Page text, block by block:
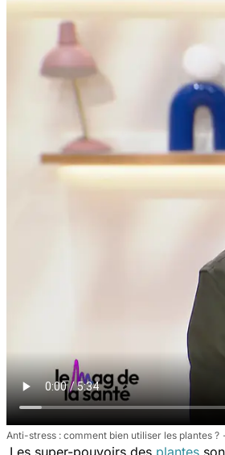
Anti-stress : comment bien utiliser les plantes ?
Les super-pouvoirs des plantes